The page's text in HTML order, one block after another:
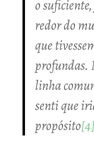
o
redor do
que
profundas.
linha
senti que
propósito[4]